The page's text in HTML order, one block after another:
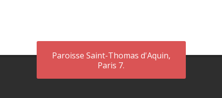
Paroisse Saint-Thomas d'Aquin,
Paris 7.